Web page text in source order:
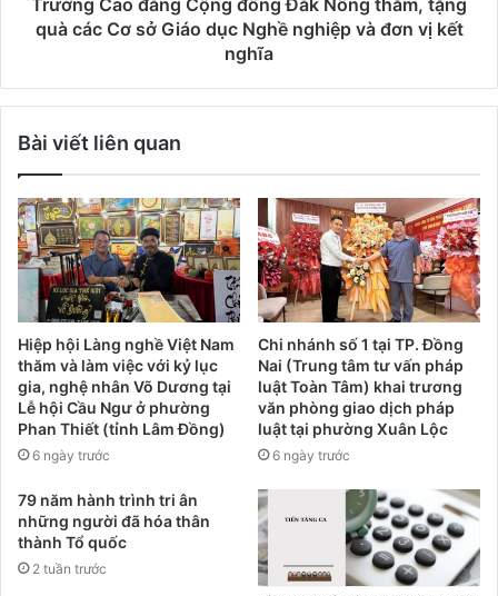
quà các Cơ sở Giáo dục Nghề nghiệp và đơn vị kết
nghĩa
Bài viết liên quan
Hiệp hội Làng nghề Việt Nam
thăm và làm việc với kỷ lục
gia, nghệ nhân Võ Dương tại
Lễ hội Cầu Ngư ở phường
Phan Thiết (tỉnh Lâm Đồng)
6 ngày trước
Chi nhánh số 1 tại TP. Đồng
Nai (Trung tâm tư vấn pháp
luật Toàn Tâm) khai trương
văn phòng giao dịch pháp
luật tại phường Xuân Lộc
6 ngày trước
79 năm hành trình tri ân
những người đã hóa thân
thành Tổ quốc
2 tuần trước